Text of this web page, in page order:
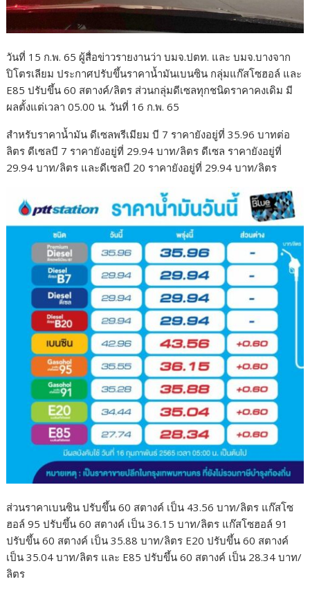
วันที่ 15 ก.พ. 65 ผู้สื่อข่าวรายงานว่า บมจ.ปตท. และ บมจ.บางจาก
ปิโตรเลียม ประกาศปรับขึ้นราคาน้ำมันเบนซิน กลุ่มแก๊สโซฮอล์ และ
E85 ปรับขึ้น 60 สตางค์/ลิตร ส่วนกลุ่มดีเซลทุกชนิดราคาคงเดิม มี
ผลตั้งแต่เวลา 05.00 น. วันที่ 16 ก.พ. 65
สำหรับราคาน้ำมัน ดีเซลพรีเมียม บี 7 ราคายังอยู่ที่ 35.96 บาทต่อ
ลิตร ดีเซลบี 7 ราคายังอยู่ที่ 29.94 บาท/ลิตร ดีเซล ราคายังอยู่ที่
29.94 บาท/ลิตร และดีเซลบี 20 ราคายังอยู่ที่ 29.94 บาท/ลิตร
ส่วนราคาเบนซิน ปรับขึ้น 60 สตางค์ เป็น 43.56 บาท/ลิตร แก๊สโซ
ฮอล์ 95 ปรับขึ้น 60 สตางค์ เป็น 36.15 บาท/ลิตร แก๊สโซฮอล์ 91
ปรับขึ้น 60 สตางค์ เป็น 35.88 บาท/ลิตร E20 ปรับขึ้น 60 สตางค์
เป็น 35.04 บาท/ลิตร และ E85 ปรับขึ้น 60 สตางค์ เป็น 28.34 บาท/
ลิตร